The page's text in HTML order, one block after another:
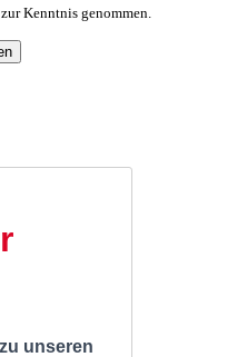
zur Kenntnis genommen.